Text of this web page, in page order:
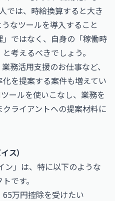
では、時給換算すると大き
なツールを導入すること
ではなく、自身の「稼働時
考えるべきでしょう。
務活用支援のお仕事など、
を提案する案件も増えてい
ールを使いこなし、業務を
ライアントへの提案材料に
ス）
ン」は、特に以下のような
です。
万円控除を受けたい